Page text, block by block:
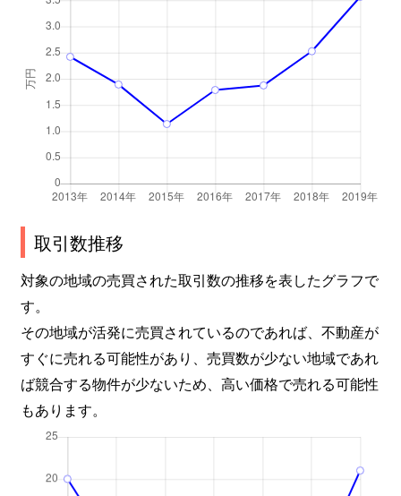
取引数推移
対象の地域の売買された取引数の推移を表したグラフで
す。
その地域が活発に売買されているのであれば、不動産が
すぐに売れる可能性があり、売買数が少ない地域であれ
ば競合する物件が少ないため、高い価格で売れる可能性
もあります。